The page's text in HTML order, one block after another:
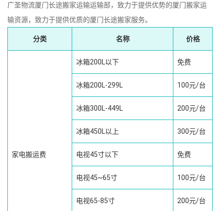
广圣物流厦门长途搬家运输运输部，致力于提供优势的厦门搬家运
输资源，致力于提供优质的厦门长途搬家服务。
分类 名称 价格
家电搬运费
冰箱200L以下 免费
冰箱200L-299L 100元/台
冰箱300L-449L 200元/台
冰箱450L以上 300元/台
电视45寸以下 免费
电视45~65寸 100元/台
电视65-85寸 200元/台